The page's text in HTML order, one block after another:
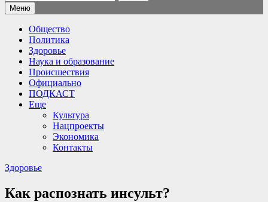
Меню
Общество
Политика
Здоровье
Наука и образование
Происшествия
Официально
ПОДКАСТ
Еще
Культура
Нацпроекты
Экономика
Контакты
Здоровье
Как распознать инсульт?